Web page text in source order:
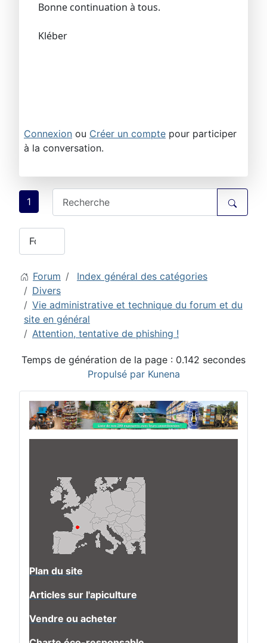
Bonne continuation à tous.
Kléber
Connexion ou Créer un compte pour participer
à la conversation.
1
Forum
Index général des catégories
Divers
Vie administrative et technique du forum et du
site en général
Attention, tentative de phishing !
Temps de génération de la page : 0.142 secondes
Propulsé par Kunena
Plan du site
Articles sur l'apiculture
Vendre ou acheter